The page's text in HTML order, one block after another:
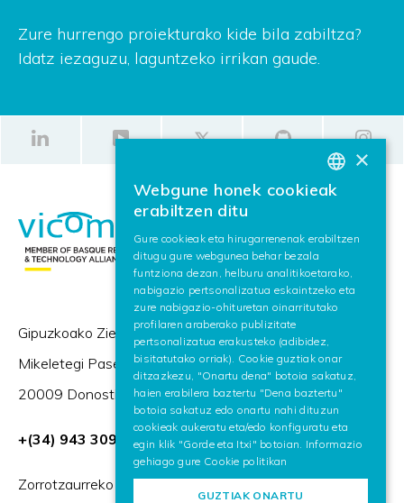
Zure hurrengo proiekturako kide bila zabiltza?
Idatz iezaguzu, laguntzeko irrikan gaude.
Gipuzkoako Zientzia eta Teknologia Parkea,
Mikeletegi Pasealekua 57,
20009 Donostia / San Sebastián (Espainia)
+(34) 943 309 230
Zorrotzaurreko Erribera 2, Deusto,
BASQUE
×
Webgune honek cookieak
erabiltzen ditu
Gure cookieak eta hirugarrenenak erabiltzen
ditugu gure webgunea behar bezala
funtziona dezan, helburu analitikoetarako,
nabigazio pertsonalizatua eskaintzeko eta
zure nabigazio-ohituretan oinarritutako
profilaren araberako publizitate
pertsonalizatua erakusteko (adibidez,
bisitatutako orriak). Cookie guztiak onar
ditzazkezu, "Onartu dena" botoia sakatuz,
haien erabilera baztertu "Dena baztertu"
botoia sakatuz edo onartu nahi dituzun
cookieak aukeratu eta/edo konfiguratu eta
egin klik "Gorde eta Itxi" botoian. Informazio
gehiago gure Cookie politikan
GUZTIAK ONARTU